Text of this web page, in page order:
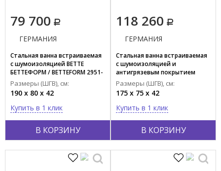
79 700
В КОРЗИНУ
ГЕРМАНИЯ
Стальная ванна встраиваемая
с шумоизоляцией BETTE
БЕТТЕФОРМ / BETTEFORM 2951-
000 AD
Размеры (ШГВ), см:
190 x 80 x 42
Купить в 1 клик
118 260
В КОРЗИНУ
ГЕРМАНИЯ
Стальная ванна встраиваемая
с шумоизоляцией и
антигрязевым покрытием
BETTE БЕТТЕФОРМ / BETTEFORM
2949-000 PLUS AD
Размеры (ШГВ), см:
175 x 75 x 42
Купить в 1 клик